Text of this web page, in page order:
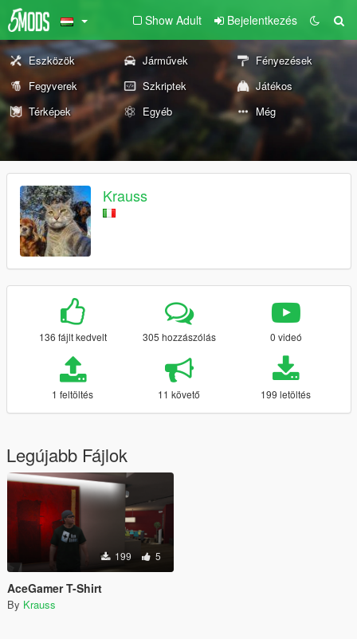
Show Adult Bejelentkezés
Eszközök Járművek
Fényezések
Fegyverek
Szkriptek
Játékos
Térképek
Egyéb Még
Krauss
136 fájlt kedvelt 305 hozzászólás 0 videó
1 feltöltés 11 követő 199 letöltés
Legújabb Fájlok
199 5
AceGamer T-Shirt
By Krauss